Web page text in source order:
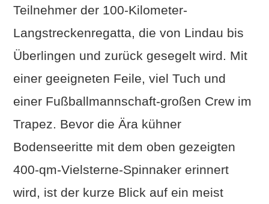
VIEW POST
Teilnehmer der 100-Kilometer-
Langstreckenregatta, die von Lindau bis
Überlingen und zurück gesegelt wird. Mit
einer geeigneten Feile, viel Tuch und
einer Fußballmannschaft-großen Crew im
Trapez. Bevor die Ära kühner
Bodenseeritte mit dem oben gezeigten
400‑qm-Vielsterne-Spinnaker erinnert
wird, ist der kurze Blick auf ein meist